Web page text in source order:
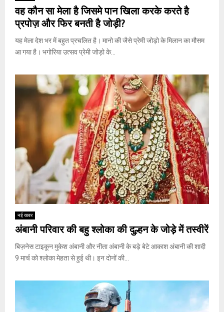
वह कौन सा मेला है जिसमे पान खिला करके करते है
प्रपोज़ और फिर बनती है जोड़ी?
यह मेला देश भर में बहुत प्रचलित है। मानो की जैसे प्रेमी जोड़ो के मिलान का मौसम
आ गया है। भगोरिया उत्सव प्रेमी जोड़ो के...
नई खबर
अंबानी परिवार की बहु श्लोका की दुल्हन के जोड़े में तस्वीरें
बिज़नेस टाइकून मुकेश अंबानी और नीता अंबानी के बड़े बेटे आकाश अंबानी की शादी
9 मार्च को श्लोका मेहता से हुई थी। इन दोनों की...